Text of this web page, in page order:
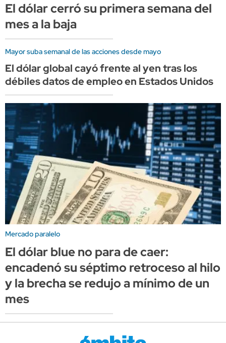
El dólar cerró su primera semana del
mes a la baja
Mayor suba semanal de las acciones desde mayo
El dólar global cayó frente al yen tras los
débiles datos de empleo en Estados Unidos
Mercado paralelo
El dólar blue no para de caer:
encadenó su séptimo retroceso al hilo
y la brecha se redujo a mínimo de un
mes